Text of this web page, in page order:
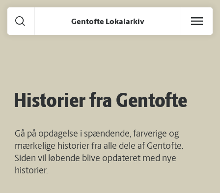
Gentofte Lokalarkiv
Historier fra Gentofte
Gå på opdagelse i spændende, farverige og
mærkelige historier fra alle dele af Gentofte.
Siden vil løbende blive opdateret med nye
historier.